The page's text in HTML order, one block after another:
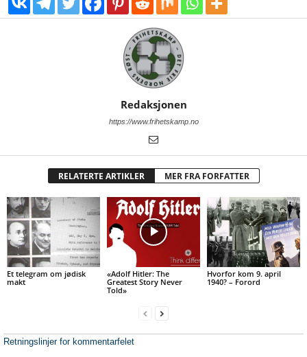
Redaksjonen
https://www.frihetskamp.no
RELATERTE ARTIKLER MER FRA FORFATTER
Et telegram om jødisk
makt
«Adolf Hitler: The
Greatest Story Never
Told»
Hvorfor kom 9. april
1940? – Forord
Retningslinjer for kommentarfelet